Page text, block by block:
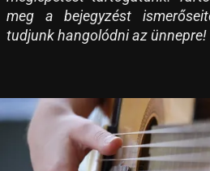
meg a bejegyzést
tudjunk hangolódni az ünnepre!